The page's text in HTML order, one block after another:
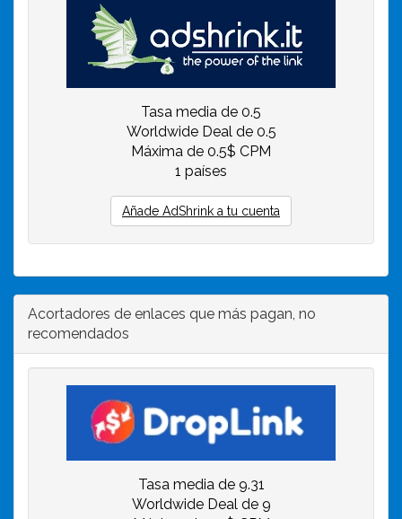
Tasa media de 0.5
Worldwide Deal de 0.5
Máxima de 0.5$ CPM
1 países
Añade AdShrink a tu cuenta
Acortadores de enlaces que más pagan, no
recomendados
Tasa media de 9.31
Worldwide Deal de 9